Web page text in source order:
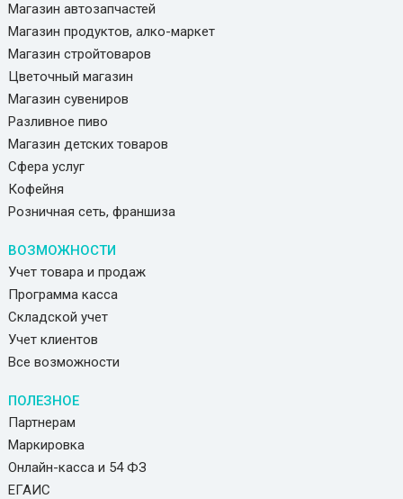
Магазин автозапчастей
Магазин продуктов, алко-маркет
Магазин стройтоваров
Цветочный магазин
Магазин сувениров
Разливное пиво
Магазин детских товаров
Сфера услуг
Кофейня
Розничная сеть, франшиза
ВОЗМОЖНОСТИ
Учет товара и продаж
Программа касса
Складской учет
Учет клиентов
Все возможности
ПОЛЕЗНОЕ
Партнерам
Маркировка
Онлайн-касса и 54 ФЗ
ЕГАИС